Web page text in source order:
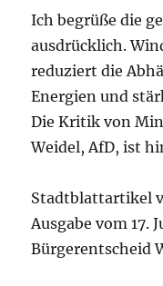
Ich begrüße die
ausdrücklich.
reduziert die
Energien und
Die Kritik von
Weidel, AfD, ist
Stadtblattartikel
Ausgabe vom 17.
Bürgerentscheid